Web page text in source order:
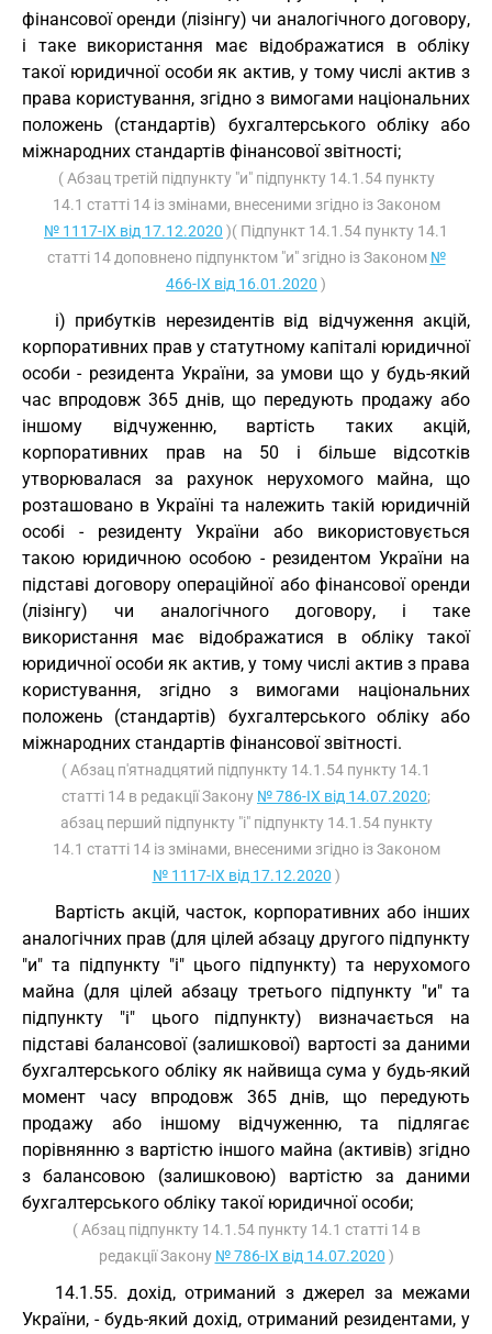
фінансової оренди (лізінгу) чи аналогічного договору,
і таке використання має відображатися в обліку
такої юридичної особи як актив, у тому числі актив з
права користування, згідно з вимогами національних
положень (стандартів) бухгалтерського обліку або
міжнародних стандартів фінансової звітності;
( Абзац третій підпункту "и" підпункту 14.1.54 пункту
14.1 статті 14 із змінами, внесеними згідно із Законом
№ 1117-IX від 17.12.2020 )( Підпункт 14.1.54 пункту 14.1
статті 14 доповнено підпунктом "и" згідно із Законом №
466-IX від 16.01.2020 )
і) прибутків нерезидентів від відчуження акцій,
корпоративних прав у статутному капіталі юридичної
особи - резидента України, за умови що у будь-який
час впродовж 365 днів, що передують продажу або
іншому відчуженню, вартість таких акцій,
корпоративних прав на 50 і більше відсотків
утворювалася за рахунок нерухомого майна, що
розташовано в Україні та належить такій юридичній
особі - резиденту України або використовується
такою юридичною особою - резидентом України на
підставі договору операційної або фінансової оренди
(лізінгу) чи аналогічного договору, і таке
використання має відображатися в обліку такої
юридичної особи як актив, у тому числі актив з права
користування, згідно з вимогами національних
положень (стандартів) бухгалтерського обліку або
міжнародних стандартів фінансової звітності.
( Абзац п'ятнадцятий підпункту 14.1.54 пункту 14.1
статті 14 в редакції Закону № 786-IX від 14.07.2020;
абзац перший підпункту "і" підпункту 14.1.54 пункту
14.1 статті 14 із змінами, внесеними згідно із Законом
№ 1117-IX від 17.12.2020 )
Вартість акцій, часток, корпоративних або інших
аналогічних прав (для цілей абзацу другого підпункту
"и" та підпункту "і" цього підпункту) та нерухомого
майна (для цілей абзацу третього підпункту "и" та
підпункту "і" цього підпункту) визначається на
підставі балансової (залишкової) вартості за даними
бухгалтерського обліку як найвища сума у будь-який
момент часу впродовж 365 днів, що передують
продажу або іншому відчуженню, та підлягає
порівнянню з вартістю іншого майна (активів) згідно
з балансовою (залишковою) вартістю за даними
бухгалтерського обліку такої юридичної особи;
( Абзац підпункту 14.1.54 пункту 14.1 статті 14 в
редакції Закону № 786-IX від 14.07.2020 )
14.1.55. дохід, отриманий з джерел за межами
України, - будь-який дохід, отриманий резидентами, у